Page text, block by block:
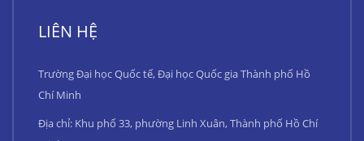
LIÊN HỆ
Trường Đại học Quốc tế, Đại học Quốc gia Thành phố Hồ
Chí Minh
Địa chỉ: Khu phố 33, phường Linh Xuân, Thành phố Hồ Chí